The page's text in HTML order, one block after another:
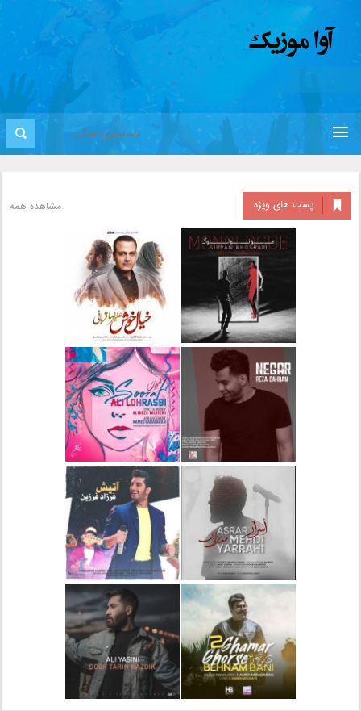
پست های ویژه مشاهده همه
دانلود آلبوم جدید سیروان
خسروی بنام مونولوگ
دانلود آهنگ جدید علیرضا
قربانی بنام خیال خوش
دانلود آهنگ جدید رضا
بهرام بنام نگار
دانلود آهنگ جدید علی
لهراسبی بنام صورت
دانلود آهنگ جدید مهدی
یراحی بنام اسرار
دانلود آهنگ جدید فرزاد
فرزین بنام آتیش